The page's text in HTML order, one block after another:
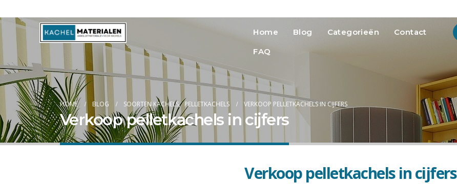
Home Blog Categorieën
Contact
FAQ
HOME BLOG SOORTEN KACHELS, PELLETKACHELS VERKOOP PELLETKACHELS IN CIJFERS
Verkoop pelletkachels in cijfers
Verkoop pelletkachels in cijfers